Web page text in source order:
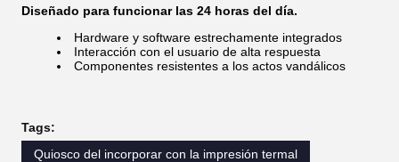
Diseñado para funcionar las 24 horas del día.
Hardware y software estrechamente integrados
Interacción con el usuario de alta respuesta
Componentes resistentes a los actos vandálicos
Tags:
Quiosco del incorporar con la impresión termal